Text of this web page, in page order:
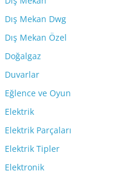
Dış Mekan Dwg
Dış Mekan Özel
Doğalgaz
Duvarlar
Eğlence ve Oyun
Elektrik
Elektrik Parçaları
Elektrik Tipler
Elektronik